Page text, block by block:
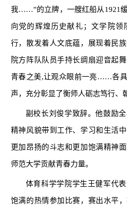
我……”的立牌，一艘红船从1921
向党的辉煌历史献礼；文学院领
行，散发着人文底蕴，展现着民
院方阵队队员手持长绸扇迎音起
青春之美,让观众眼前一亮……各
声，充分彰显了衡师人砺志笃行、
副校长刘俊学致辞。他鼓励
精神风貌带到工作、学习和生活
更加昂扬的斗志和更加饱满精神
师范大学贡献青春力量。
体育科学学院学生王健军代
饱满的热情参加比赛，赛出水平